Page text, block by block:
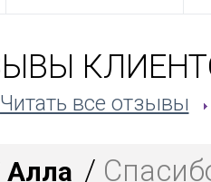
Читать все отзывы
Алла /